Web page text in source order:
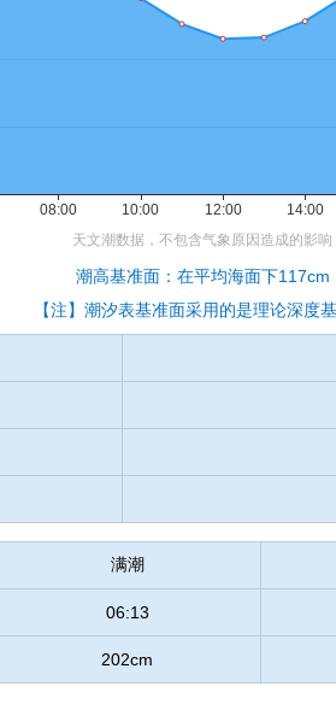
潮高基准面：在平均海面下117cm
【注】潮汐表基准面采用的是理论深度
满潮
06:13
202cm